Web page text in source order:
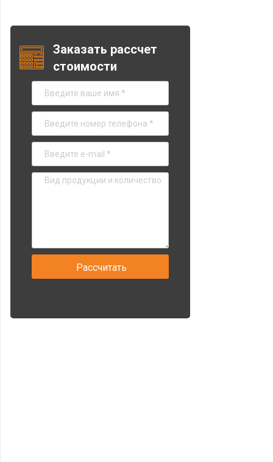
Заказать рассчет
стоимости